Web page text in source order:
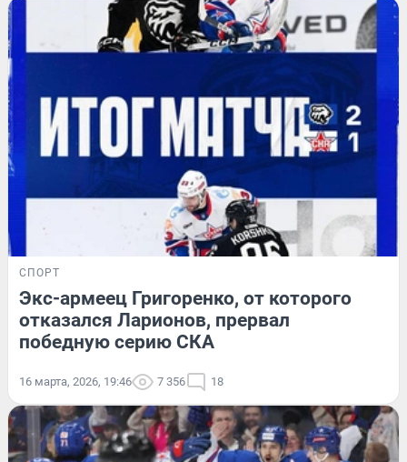
СПОРТ
Экс-армеец Григоренко, от которого
отказался Ларионов, прервал
победную серию СКА
16 марта, 2026, 19:46 7 356 18